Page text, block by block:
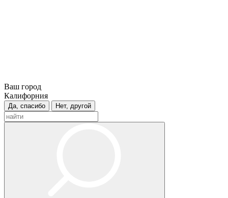
Ваш город
Калифорния
Да, спасибо Нет, другой